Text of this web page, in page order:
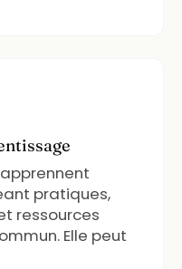
pratiques,
ressources
Elle peut